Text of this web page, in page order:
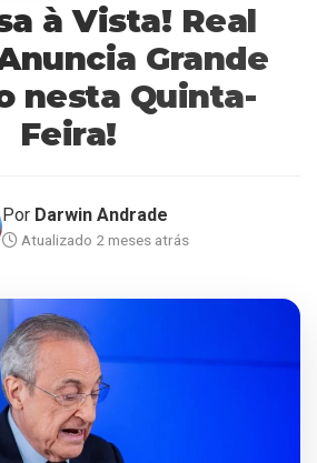
à Vista! Real
Grande
nesta Quinta-
Feira!
Por Darwin Andrade
Atualizado 2 meses atrás